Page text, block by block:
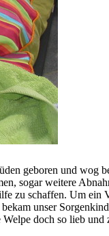
geboren und wog
sogar weitere
zu schaffen. Um ein
unser
Welpe doch so lieb